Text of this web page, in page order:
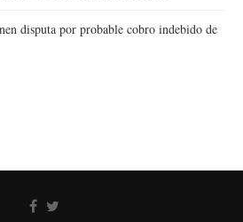
disputa por probable cobro indebido de